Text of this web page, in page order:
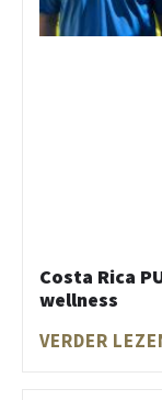
Costa Rica
wellness
VERDER